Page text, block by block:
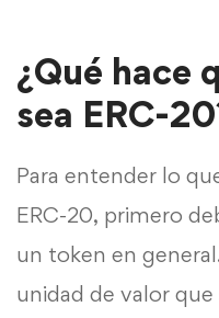
¿Qué hace
sea ERC-
Para entender lo
ERC-20, primero
un token en
unidad de valor